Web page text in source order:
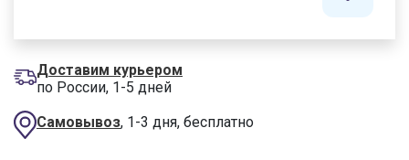
Доставим курьером
по России, 1-5 дней
Самовывоз, 1-3 дня, бесплатно